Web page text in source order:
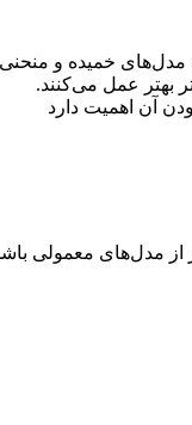
خمیده و منحنی
بهتر عمل می‌کنند.
آن اهمیت دارد
معمولی باشد.